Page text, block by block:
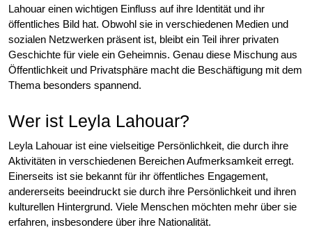
Lahouar einen wichtigen Einfluss auf ihre Identität und ihr
öffentliches Bild hat. Obwohl sie in verschiedenen Medien und
sozialen Netzwerken präsent ist, bleibt ein Teil ihrer privaten
Geschichte für viele ein Geheimnis. Genau diese Mischung aus
Öffentlichkeit und Privatsphäre macht die Beschäftigung mit dem
Thema besonders spannend.
Wer ist Leyla Lahouar?
Leyla Lahouar ist eine vielseitige Persönlichkeit, die durch ihre
Aktivitäten in verschiedenen Bereichen Aufmerksamkeit erregt.
Einerseits ist sie bekannt für ihr öffentliches Engagement,
andererseits beeindruckt sie durch ihre Persönlichkeit und ihren
kulturellen Hintergrund. Viele Menschen möchten mehr über sie
erfahren, insbesondere über ihre Nationalität.